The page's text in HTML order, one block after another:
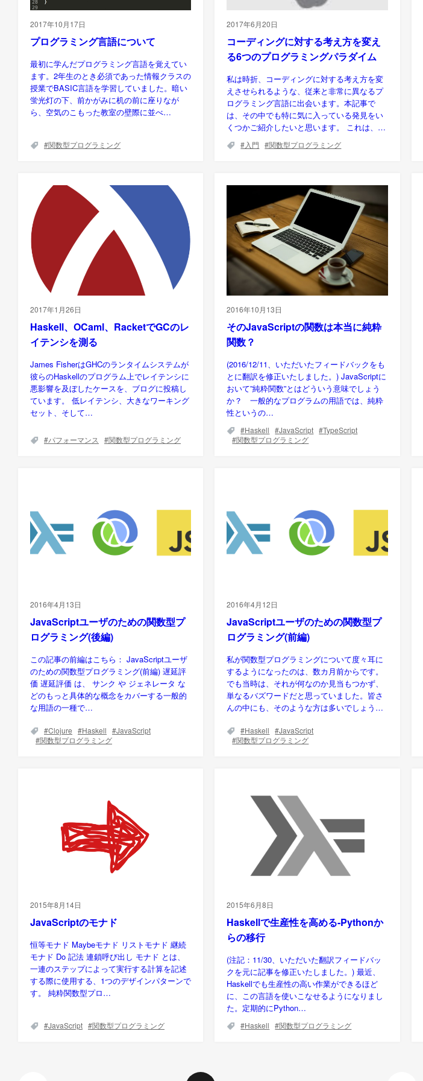
2017年10月17日
プログラミング言語について
最初に学んだプログラミング言語を覚えてい
ます。2年生のとき必須であった情報クラスの
授業でBASIC言語を学習していました。暗い
蛍光灯の下、前かがみに机の前に座りなが
ら、空気のこもった教室の壁際に並べ…
関数型プログラミング
2017年6月20日
コーディングに対する考え方を変え
る6つのプログラミングパラダイム
私は時折、コーディングに対する考え方を変
えさせられるような、従来と非常に異なるプ
ログラミング言語に出会います。本記事で
は、その中でも特に気に入っている発見をい
くつかご紹介したいと思います。 これは、…
入門 関数型プログラミング
2017年1月26日
Haskell、OCaml、RacketでGCのレ
イテンシを測る
James FisherはGHCのランタイムシステムが
彼らのHaskellのプログラム上でレイテンシに
悪影響を及ぼしたケースを、ブログに投稿し
ています。 低レイテンシ、大きなワーキング
セット、そして…
パフォーマンス 関数型プログラミング
2016年10月13日
そのJavaScriptの関数は本当に純粋
関数？
(2016/12/11、いただいたフィードバックをも
とに翻訳を修正いたしました。) JavaScriptに
おいて”純粋関数”とはどういう意味でしょう
か？ 一般的なプログラムの用語では、純粋
性というの…
Haskell JavaScript
TypeScript
関数型プログラミング
2016年4月13日
JavaScriptユーザのための関数型プ
ログラミング(後編)
この記事の前編はこちら： JavaScriptユーザ
のための関数型プログラミング(前編) 遅延評
価 遅延評価 は、 サンク や ジェネレータ な
どのもっと具体的な概念をカバーする一般的
な用語の一種で…
Clojure Haskell
JavaScript
関数型プログラミング
2016年4月12日
JavaScriptユーザのための関数型プ
ログラミング(前編)
私が関数型プログラミングについて度々耳に
するようになったのは、数カ月前からです。
でも当時は、それが何なのか見当もつかず、
単なるバズワードだと思っていました。皆さ
んの中にも、そのような方は多いでしょう…
Haskell
JavaScript
関数型プログラミング
2015年8月14日
JavaScriptのモナド
恒等モナド Maybeモナド リストモナド 継続
モナド Do 記法 連鎖呼び出し モナド とは、
一連のステップによって実行する計算を記述
する際に使用する、1つのデザインパターンで
す。 純粋関数型プロ…
JavaScript 関数型プログラミング
2015年6月8日
Haskellで生産性を高める-Pythonか
らの移行
(注記：11/30、いただいた翻訳フィードバッ
クを元に記事を修正いたしました。) 最近、
Haskellでも生産性の高い作業ができるほど
に、この言語を使いこなせるようになりまし
た。定期的にPython…
Haskell 関数型プログラミング